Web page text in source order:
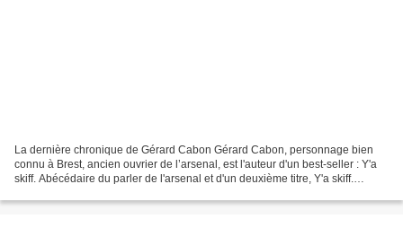
La dernière chronique de Gérard Cabon Gérard Cabon, personnage bien
connu à Brest, ancien ouvrier de l’arsenal, est l'auteur d'un best-seller : Y'a
skiff. Abécédaire du parler de l'arsenal et d'un deuxième titre, Y'a skiff.